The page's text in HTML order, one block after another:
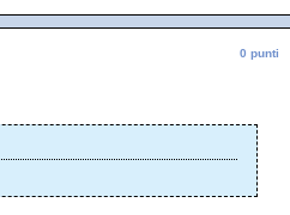
0 punti